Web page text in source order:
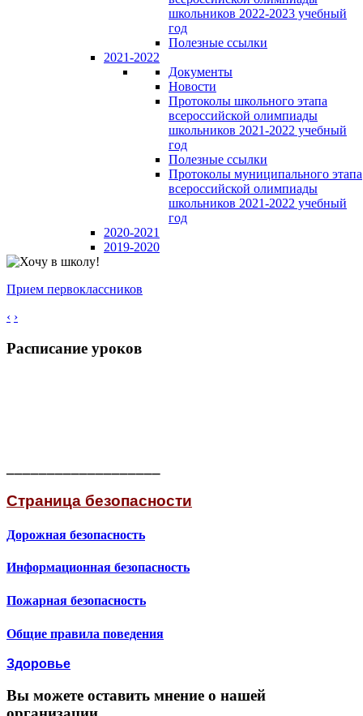
школьников 2022-2023 учебный
год
Полезные ссылки
2021-2022
Документы
Новости
Протоколы школьного этапа
всероссийской олимпиады
школьников 2021-2022 учебный
год
Полезные ссылки
Протоколы муниципального этапа
всероссийской олимпиады
школьников 2021-2022 учебный
год
2020-2021
2019-2020
Прием первоклассников
‹ ›
Расписание уроков
Страница безопасности
Дорожная безопасность
Информационная безопасность
Пожарная безопасность
Общие правила поведения
Здоровье
Вы можете оставить мнение о нашей